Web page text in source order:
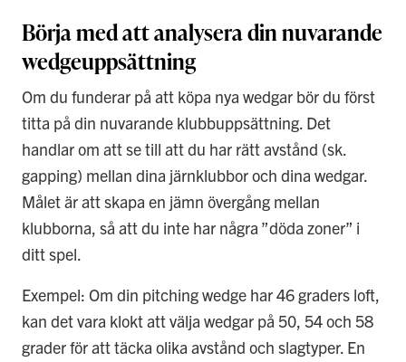
Börja med att analysera din nuvarande
wedgeuppsättning
Om du funderar på att köpa nya wedgar bör du först
titta på din nuvarande klubbuppsättning. Det
handlar om att se till att du har rätt avstånd (sk.
gapping) mellan dina järnklubbor och dina wedgar.
Målet är att skapa en jämn övergång mellan
klubborna, så att du inte har några ”döda zoner” i
ditt spel.
Exempel: Om din pitching wedge har 46 graders loft,
kan det vara klokt att välja wedgar på 50, 54 och 58
grader för att täcka olika avstånd och slagtyper. En